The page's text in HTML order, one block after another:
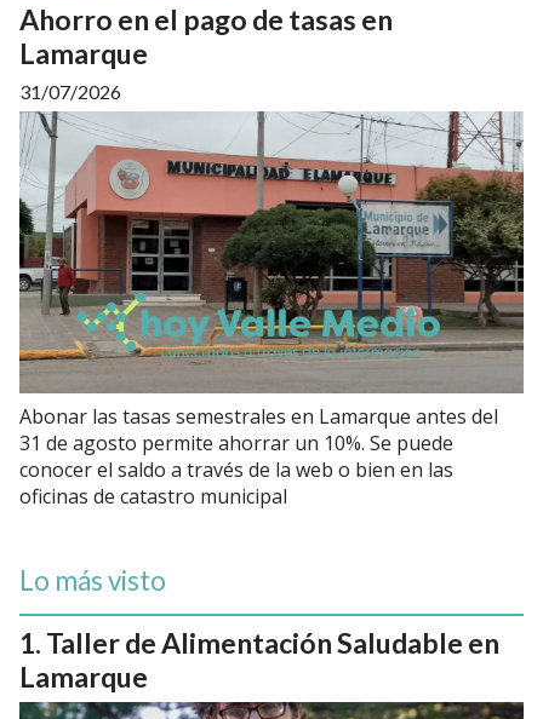
Ahorro en el pago de tasas en
Lamarque
31/07/2026
Abonar las tasas semestrales en Lamarque antes del
31 de agosto permite ahorrar un 10%. Se puede
conocer el saldo a través de la web o bien en las
oficinas de catastro municipal
Lo más visto
Taller de Alimentación Saludable en
Lamarque